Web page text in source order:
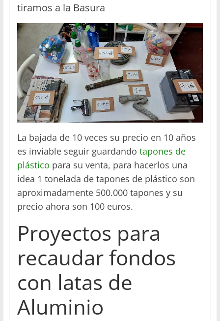
tiramos a la Basura
La bajada de 10 veces su precio en 10 años
es inviable seguir guardando tapones de
plástico para su venta, para hacerlos una
idea 1 tonelada de tapones de plástico son
aproximadamente 500.000 tapones y su
precio ahora son 100 euros.
Proyectos para
recaudar fondos
con latas de
Aluminio